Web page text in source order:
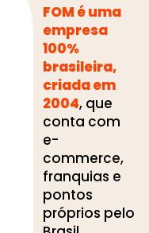
FOM é uma
empresa
100%
brasileira,
criada em
2004, que
conta com
e-
commerce,
franquias e
pontos
próprios pelo